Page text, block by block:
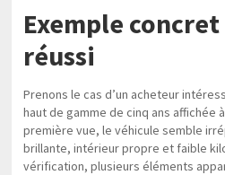
Exemple
réussi
Prenons le cas d’un acheteur
haut de gamme de cinq ans affichée
première vue, le véhicule semble
brillante, intérieur propre et faible
vérification, plusieurs éléments